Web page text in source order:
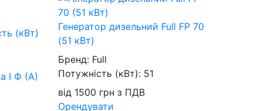
(кВт)
I Ф (А)
Генератор дизельний Full FP 70
(51 кВт)
Бренд: Full
Потужність (кВт): 51
від 1500 грн з ПДВ
Орендувати